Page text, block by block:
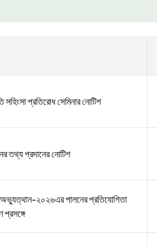
সহিংসা প্রতিরোধ সেমিনার নোটিশ
তথ্য প্রদানের নোটিশ
২০২৬এর পালনের প্রতিযোগিতা